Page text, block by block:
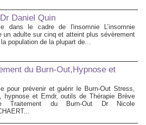
Daniel Quin
dans le cadre de l'insomnie L’insomnie
un adulte sur cinq et atteint plus sévèrement
population de la plupart de...
du Burn-Out,Hypnose et
pour prévenir et guérir le Burn-Out Stress,
hypnose et Emdr, outils de Thérapie Brève
Traitement du Burn-Out Dr Nicole